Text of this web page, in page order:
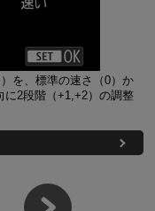
を、標準の速さ（0）か
に2段階（+1,+2）の調整